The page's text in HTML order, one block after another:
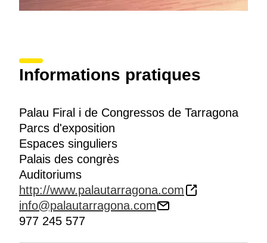
Informations pratiques
Palau Firal i de Congressos de Tarragona
Parcs d'exposition
Espaces singuliers
Palais des congrès
Auditoriums
http://www.palautarragona.com
info@palautarragona.com
977 245 577